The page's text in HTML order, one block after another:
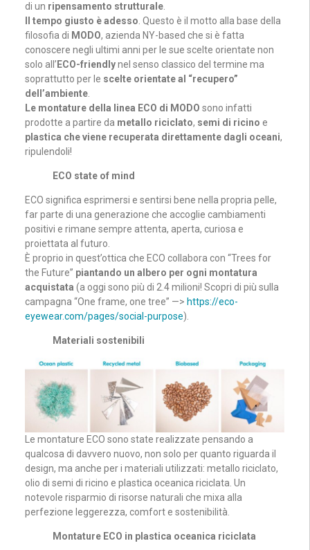
di un ripensamento strutturale.
Il tempo giusto è adesso . Questo è il motto alla base della
filosofia di MODO, azienda NY-based che si è fatta
conoscere negli ultimi anni per le sue scelte orientate non
solo all’ ECO-friendlynel senso classico del termine ma
soprattutto per le scelte orientate al “recupero”
dell’ambiente.
Le montature della linea ECO di MODO sono infatti
prodotte a partire da metallo riciclato, semi di ricino e
plastica che viene recuperata direttamente dagli oceani,
ripulendoli!
ECO state of mind
ECO significa esprimersi e sentirsi bene nella propria pelle,
far parte di una generazione che accoglie cambiamenti
positivi e rimane sempre attenta, aperta, curiosa e
proiettata al futuro.
È proprio in quest’ottica che ECO collabora con “Trees for
the Future” piantando un albero per ogni montatura
acquistata (a oggi sono più di 2.4 milioni! Scopri di più sulla
campagna “One frame, one tree” —> https://eco-
eyewear.com/pages/social-purpose).
Materiali sostenibili
Le montature ECO sono state realizzate pensando a
qualcosa di davvero nuovo, non solo per quanto riguarda il
design, ma anche per i materiali utilizzati: metallo riciclato,
olio di semi di ricino e plastica oceanica riciclata. Un
notevole risparmio di risorse naturali che mixa alla
perfezione leggerezza, comfort e sostenibilità.
Montature ECO in plastica oceanica riciclata